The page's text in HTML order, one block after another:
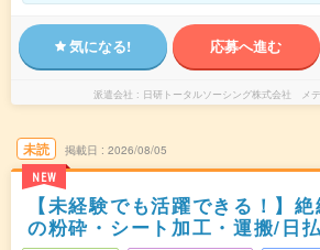
気になる! 応募へ進む
派遣会社 日研トータルソーシング株式会社 メ
未読
NEW
掲載日 2026/08/05
【未経験でも活躍できる！】
の粉砕・シート加工・運搬/日